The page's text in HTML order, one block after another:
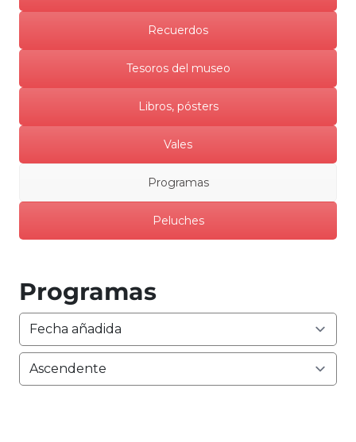
Recuerdos
Tesoros del museo
Libros, pósters
Vales
Programas
Peluches
Programas